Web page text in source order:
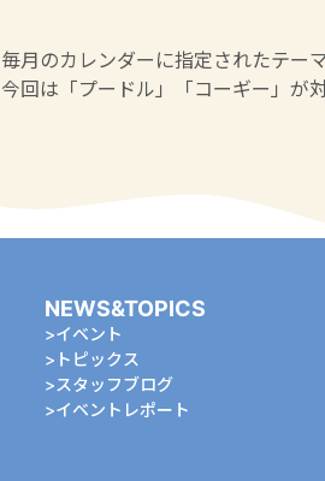
毎月のカレンダーに指定されたテー
今回は「プードル」「コーギー」が
NEWS&TOPICS
イベント
トピックス
スタッフブログ
イベントレポート